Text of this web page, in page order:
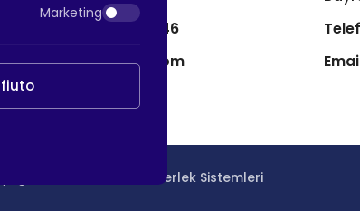
+90 212 640 66 46
export@htsteker.com
HTS - Tekerlek Sistemleri
Marketing